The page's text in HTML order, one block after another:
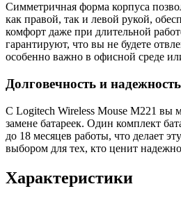
Симметричная форма корпуса
как правой, так и левой рукой,
комфорт даже при длительной
гарантируют, что вы не будете
особенно важно в офисной среде
Долговечность и надежность
С Logitech Wireless Mouse M221 вы
замене батареек. Один комплект
до 18 месяцев работы, что делает
выбором для тех, кто ценит
Характеристики